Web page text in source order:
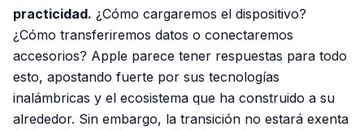
practicidad. ¿Cómo cargaremos el dispositivo?
¿Cómo transferiremos datos o conectaremos
accesorios? Apple parece tener respuestas para todo
esto, apostando fuerte por sus tecnologías
inalámbricas y el ecosistema que ha construido a su
alrededor. Sin embargo, la transición no estará exenta